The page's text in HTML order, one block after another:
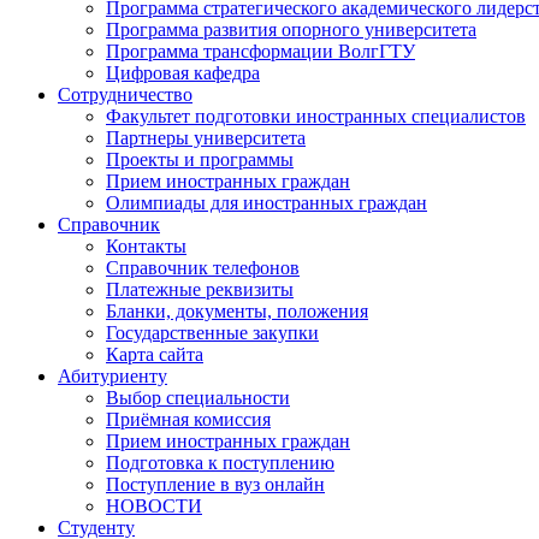
Программа стратегического академического
Программа развития опорного университета
Программа трансформации ВолгГТУ
Цифровая кафедра
Сотрудничество
Факультет подготовки иностранных специалистов
Партнеры университета
Проекты и программы
Прием иностранных граждан
Олимпиады для иностранных граждан
Справочник
Контакты
Справочник телефонов
Платежные реквизиты
Бланки, документы, положения
Государственные закупки
Карта сайта
Абитуриенту
Выбор специальности
Приёмная комиссия
Прием иностранных граждан
Подготовка к поступлению
Поступление в вуз онлайн
НОВОСТИ
Студенту